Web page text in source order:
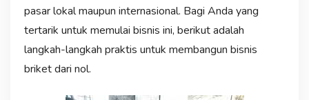
pasar lokal maupun internasional. Bagi Anda yang
tertarik untuk memulai bisnis ini, berikut adalah
langkah-langkah praktis untuk membangun bisnis
briket dari nol.